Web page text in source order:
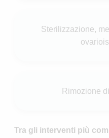
Sterilizzazione,
Rimozione
Tra gli interventi più